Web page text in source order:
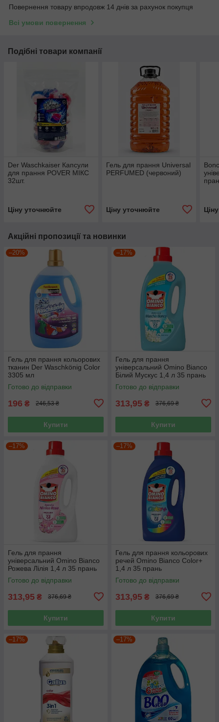
Повернення товару впродовж 14 днів за рахунок покупця
Всі умови повернення
Подібні товари компанії
Der Waschkaiser Капсули
для прання POVER МІКС
32шт.
Ціну уточнюйте
Гель для прання Universal
PERFUMED (червоний)
Ціну уточнюйте
Акційні пропозиції та новинки
–20%
Гель для прання кольорових
тканин Der Waschkönig Color
3305 мл
Готово до відправки
196 ₴ 246,53 ₴
Купити
–17%
Гель для прання
універсальний Omino Bianco
Білий Мускус 1,4 л 35 прань
Готово до відправки
313,95 ₴ 376,69 ₴
Купити
–17%
Гель для прання
універсальний Omino Bianco
Рожева Лілія 1,4 л 35 прань
Готово до відправки
313,95 ₴ 376,69 ₴
Купити
–17%
Гель для прання кольорових
речей Omino Bianco Color+
1,4 л 35 прань
Готово до відправки
313,95 ₴ 376,69 ₴
Купити
–17% –17%